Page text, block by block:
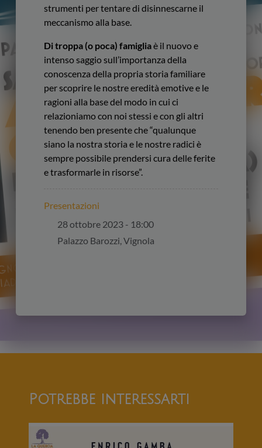
strumenti per tentare di disinnescarne il
meccanismo alla base.
Di troppa (o poca) famigliaè il nuovo e
intenso saggio sull’importanza della
conoscenza della propria storia familiare
per scoprire le nostre eredità emotive e le
ragioni alla base del modo in cui ci
relazioniamo con noi stessi e con gli altri
tenendo ben presente che “qualunque
siano la nostra storia e le nostre radici è
sempre possibile prendersi cura delle ferite
e trasformarle in risorse”.
Presentazioni
28 ottobre 2023 - 18:00
Palazzo Barozzi, Vignola
Potrebbe interessarti